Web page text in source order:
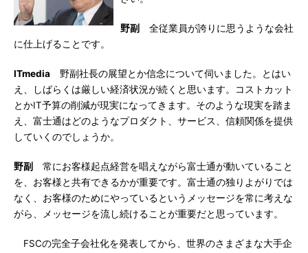
野副
全従業員が誇りに思うような会社
に仕上げることです。
ITmedia 野副社長の展望とか信念について伺いました。とはい
え、しばらくは厳しい経済状況が続くと思います。コストカット
とかIT予算の削減が現実になってきます。そのような現実を踏ま
え、富士通はどのようなプロダクト、サービス、信頼関係を提供
していくのでしょうか。
野副
常にお客様起点経営を唱えながら富士通が動いていること
を、お客様と共有できるかが重要です。富士通の独りよがりでは
なく、お客様のためにやっているというメッセージを常に考えな
がら、メッセージを流し続けることが重要だと思っています。
FSCの完全子会社化を発表してから、世界のさまざまな大手企